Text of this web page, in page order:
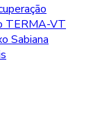
TERMA-VT
Sabiana